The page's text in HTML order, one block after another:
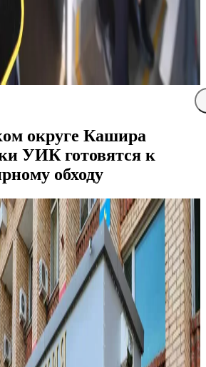
округе Кашира
УИК готовятся к
обходу